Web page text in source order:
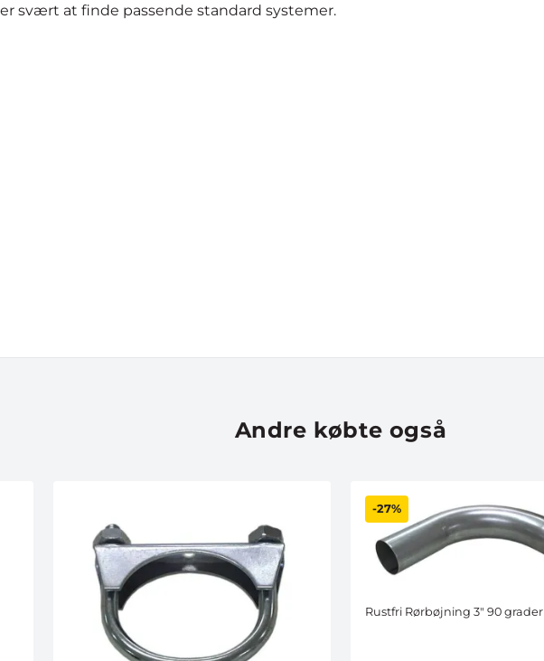
svært at finde passende standard systemer.
Andre købte også
-27%
Rustfri Rørbøjning 3" 90 grader